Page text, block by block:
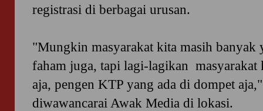
registrasi di berbagai urusan.
"Mungkin masyarakat kita masih banyak
faham juga, tapi lagi-lagikan masyarakat
aja, pengen KTP yang ada di dompet
diwawancarai Awak Media di lokasi.